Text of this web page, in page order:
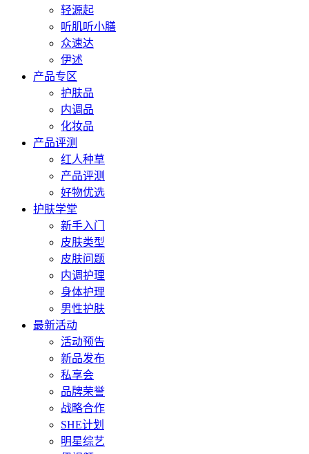
轻源起
听肌听小膳
众速达
伊述
产品专区
护肤品
内调品
化妆品
产品评测
红人种草
产品评测
好物优选
护肤学堂
新手入门
皮肤类型
皮肤问题
内调护理
身体护理
男性护肤
最新活动
活动预告
新品发布
私享会
品牌荣誉
战略合作
SHE计划
明星综艺